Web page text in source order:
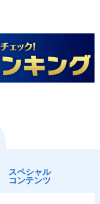
スペシャル
コンテンツ